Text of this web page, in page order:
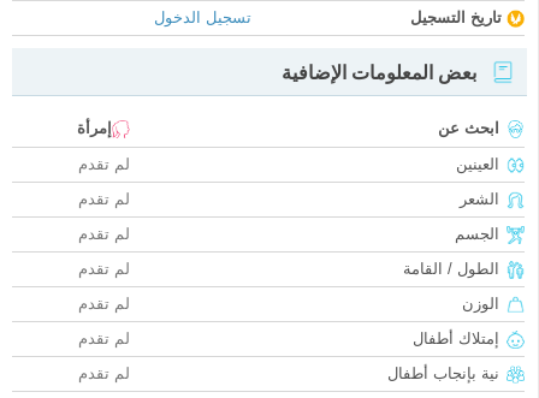
تاريخ التسجيل
تسجيل الدخول
بعض المعلومات الإضافية
ابحث عن
إمرأة
العينين
لم تقدم
الشعر
لم تقدم
الجسم
لم تقدم
الطول / القامة
لم تقدم
الوزن
لم تقدم
إمتلاك أطفال
لم تقدم
نية بإنجاب أطفال
لم تقدم